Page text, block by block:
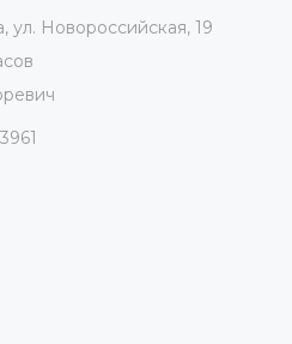
, ул. Новороссийская, 19